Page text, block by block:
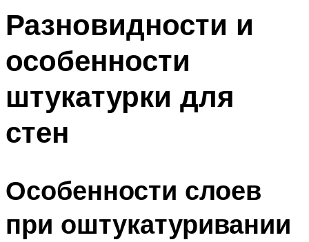
Разновидности и
особенности
штукатурки для
стен
Особенности слоев
при оштукатуривании